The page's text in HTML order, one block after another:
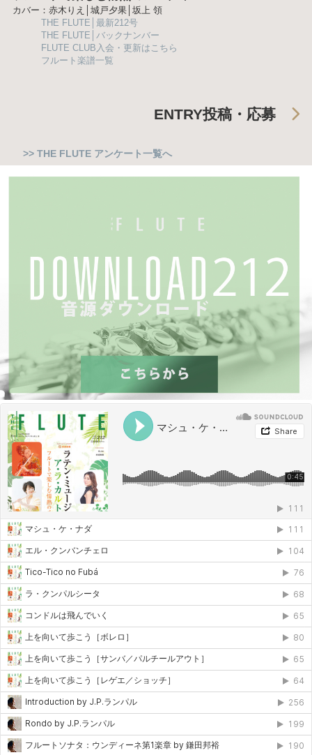
カバー：赤木りえ│城戸夕果│坂上 領
THE FLUTE│最新212号
THE FLUTE│バックナンバー
FLUTE CLUB入会・更新はこちら
フルート楽譜一覧
ENTRY投稿・応募
>> THE FLUTE アンケート一覧へ